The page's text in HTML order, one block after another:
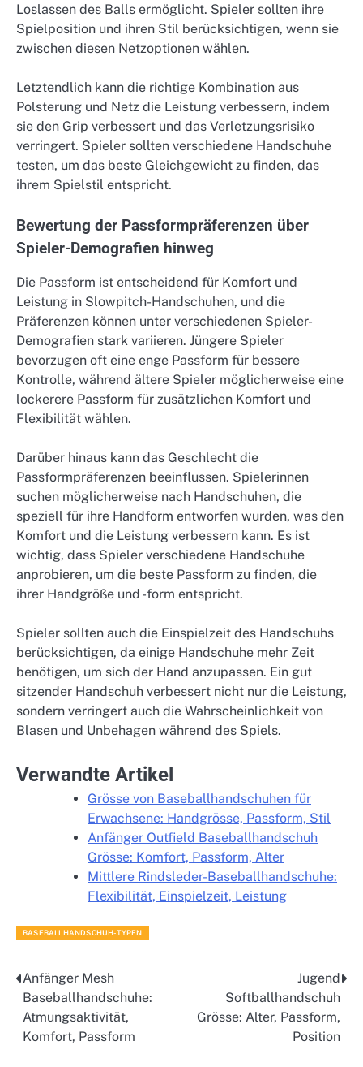
Loslassen des Balls ermöglicht. Spieler sollten ihre
Spielposition und ihren Stil berücksichtigen, wenn sie
zwischen diesen Netzoptionen wählen.
Letztendlich kann die richtige Kombination aus
Polsterung und Netz die Leistung verbessern, indem
sie den Grip verbessert und das Verletzungsrisiko
verringert. Spieler sollten verschiedene Handschuhe
testen, um das beste Gleichgewicht zu finden, das
ihrem Spielstil entspricht.
Bewertung der Passformpräferenzen über
Spieler-Demografien hinweg
Die Passform ist entscheidend für Komfort und
Leistung in Slowpitch-Handschuhen, und die
Präferenzen können unter verschiedenen Spieler-
Demografien stark variieren. Jüngere Spieler
bevorzugen oft eine enge Passform für bessere
Kontrolle, während ältere Spieler möglicherweise eine
lockerere Passform für zusätzlichen Komfort und
Flexibilität wählen.
Darüber hinaus kann das Geschlecht die
Passformpräferenzen beeinflussen. Spielerinnen
suchen möglicherweise nach Handschuhen, die
speziell für ihre Handform entworfen wurden, was den
Komfort und die Leistung verbessern kann. Es ist
wichtig, dass Spieler verschiedene Handschuhe
anprobieren, um die beste Passform zu finden, die
ihrer Handgröße und -form entspricht.
Spieler sollten auch die Einspielzeit des Handschuhs
berücksichtigen, da einige Handschuhe mehr Zeit
benötigen, um sich der Hand anzupassen. Ein gut
sitzender Handschuh verbessert nicht nur die Leistung,
sondern verringert auch die Wahrscheinlichkeit von
Blasen und Unbehagen während des Spiels.
Verwandte Artikel
Grösse von Baseballhandschuhen für
Erwachsene: Handgrösse, Passform, Stil
Anfänger Outfield Baseballhandschuh
Grösse: Komfort, Passform, Alter
Mittlere Rindsleder-Baseballhandschuhe:
Flexibilität, Einspielzeit, Leistung
BASEBALLHANDSCHUH-TYPEN
Post
navigation
Anfänger Mesh
Baseballhandschuhe:
Atmungsaktivität,
Komfort, Passform
Jugend
Softballhandschuh
Grösse: Alter, Passform,
Position